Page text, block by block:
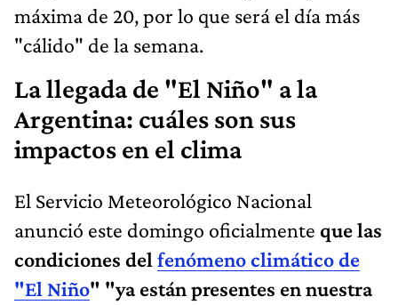
máxima de 20, por lo que será el día más
"cálido" de la semana.
La llegada de "El Niño" a la
Argentina: cuáles son sus
impactos en el clima
El Servicio Meteorológico Nacional
anunció este domingo oficialmente que las
condiciones del fenómeno climático de
"El Niño" "ya están presentes en nuestra